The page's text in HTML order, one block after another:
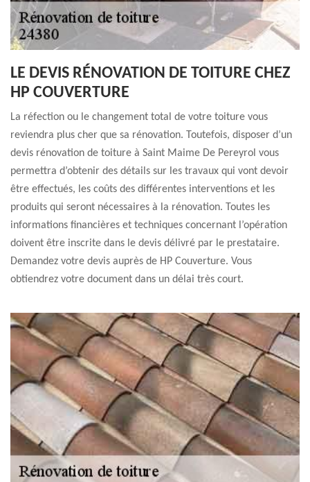
LE DEVIS RÉNOVATION DE TOITURE CHEZ
HP COUVERTURE
La réfection ou le changement total de votre toiture vous
reviendra plus cher que sa rénovation. Toutefois, disposer d’un
devis rénovation de toiture à Saint Maime De Pereyrol vous
permettra d’obtenir des détails sur les travaux qui vont devoir
être effectués, les coûts des différentes interventions et les
produits qui seront nécessaires à la rénovation. Toutes les
informations financières et techniques concernant l’opération
doivent être inscrite dans le devis délivré par le prestataire.
Demandez votre devis auprès de HP Couverture. Vous
obtiendrez votre document dans un délai très court.